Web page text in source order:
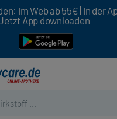
Im Web ab 55€ | In der
App downloaden